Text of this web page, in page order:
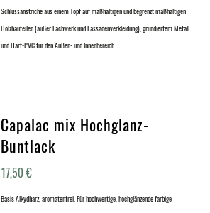
Schlussanstriche aus einem Topf auf maßhaltigen und begrenzt maßhaltigen
Holzbauteilen (außer Fachwerk und Fassadenverkleidung), grundiertem Metall
und Hart-PVC für den Außen- und Innenbereich.…
Capalac mix Hochglanz-
Buntlack
17,50€
Basis Alkydharz, aromatenfrei. Für hochwertige, hochglänzende farbige